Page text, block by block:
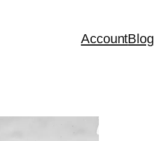
AccountBlog